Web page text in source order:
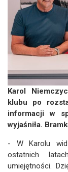
Karol
klubu po
informacji w
wyjaśniła.
- W Karolu
ostatnich
umiejętności.